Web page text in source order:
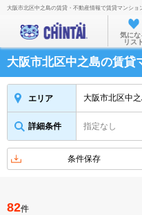
お
大阪市北区中之島の賃貸・不動産情報で賃貸マンシ
気にな
リスト
大阪市北区中之島の賃貸
エリア 大阪市北区中之
詳細条件 指定なし
条件保存
82件